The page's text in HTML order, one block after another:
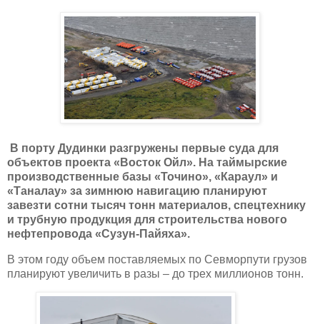
В порту Дудинки разгружены первые суда для
объектов проекта «Восток Ойл». На таймырские
производственные базы «Точино», «Караул» и
«Таналау» за зимнюю навигацию планируют
завезти сотни тысяч тонн материалов, спецтехнику
и трубную продукция для строительства нового
нефтепровода «Сузун-Пайяха».
В этом году объем поставляемых по Севморпути грузов
планируют увеличить в разы – до трех миллионов тонн.